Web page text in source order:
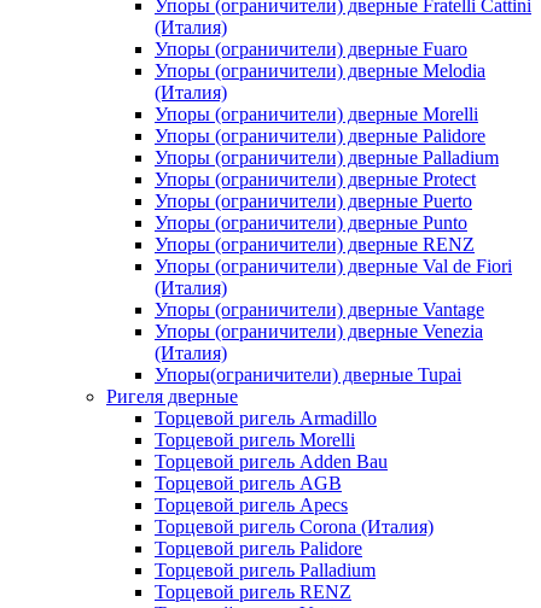
Упоры (ограничители) дверные Fratelli Cattini
(Италия)
Упоры (ограничители) дверные Fuaro
Упоры (ограничители) дверные Melodia
(Италия)
Упоры (ограничители) дверные Morelli
Упоры (ограничители) дверные Palidore
Упоры (ограничители) дверные Palladium
Упоры (ограничители) дверные Protect
Упоры (ограничители) дверные Puerto
Упоры (ограничители) дверные Punto
Упоры (ограничители) дверные RENZ
Упоры (ограничители) дверные Val de Fiori
(Италия)
Упоры (ограничители) дверные Vantage
Упоры (ограничители) дверные Venezia
(Италия)
Упоры(ограничители) дверные Tupai
Ригеля дверные
Торцевой ригель Armadillo
Торцевой ригель Morelli
Торцевой ригель Adden Bau
Торцевой ригель AGB
Торцевой ригель Apecs
Торцевой ригель Corona (Италия)
Торцевой ригель Palidore
Торцевой ригель Palladium
Торцевой ригель RENZ